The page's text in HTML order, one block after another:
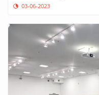
03-06-2023